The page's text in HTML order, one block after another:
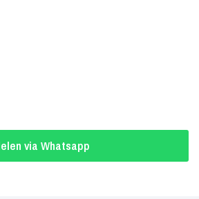
via Whatsapp